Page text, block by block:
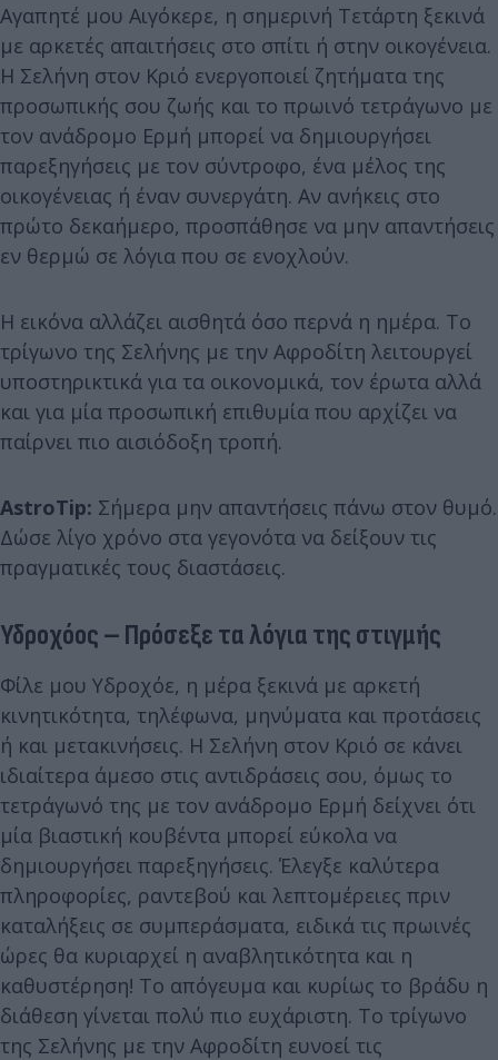
Αγαπητέ μου Αιγόκερε, η σημερινή Τετάρτη ξεκινά
με αρκετές απαιτήσεις στο σπίτι ή στην οικογένεια.
Η Σελήνη στον Κριό ενεργοποιεί ζητήματα της
προσωπικής σου ζωής και το πρωινό τετράγωνο με
τον ανάδρομο Ερμή μπορεί να δημιουργήσει
παρεξηγήσεις με τον σύντροφο, ένα μέλος της
οικογένειας ή έναν συνεργάτη. Αν ανήκεις στο
πρώτο δεκαήμερο, προσπάθησε να μην απαντήσεις
εν θερμώ σε λόγια που σε ενοχλούν.
Η εικόνα αλλάζει αισθητά όσο περνά η ημέρα. Το
τρίγωνο της Σελήνης με την Αφροδίτη λειτουργεί
υποστηρικτικά για τα οικονομικά, τον έρωτα αλλά
και για μία προσωπική επιθυμία που αρχίζει να
παίρνει πιο αισιόδοξη τροπή.
AstroTip: Σήμερα μην απαντήσεις πάνω στον θυμό.
Δώσε λίγο χρόνο στα γεγονότα να δείξουν τις
πραγματικές τους διαστάσεις.
Υδροχόος – Πρόσεξε τα λόγια της στιγμής
Φίλε μου Υδροχόε, η μέρα ξεκινά με αρκετή
κινητικότητα, τηλέφωνα, μηνύματα και προτάσεις
ή και μετακινήσεις. Η Σελήνη στον Κριό σε κάνει
ιδιαίτερα άμεσο στις αντιδράσεις σου, όμως το
τετράγωνό της με τον ανάδρομο Ερμή δείχνει ότι
μία βιαστική κουβέντα μπορεί εύκολα να
δημιουργήσει παρεξηγήσεις. Έλεγξε καλύτερα
πληροφορίες, ραντεβού και λεπτομέρειες πριν
καταλήξεις σε συμπεράσματα, ειδικά τις πρωινές
ώρες θα κυριαρχεί η αναβλητικότητα και η
καθυστέρηση! Το απόγευμα και κυρίως το βράδυ η
διάθεση γίνεται πολύ πιο ευχάριστη. Το τρίγωνο
της Σελήνης με την Αφροδίτη ευνοεί τις